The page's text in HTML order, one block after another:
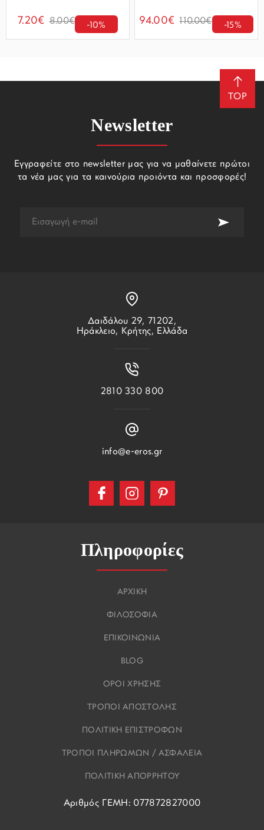
7.20€ 8.00€ -10% 94.00€ 110.00€ -15%
TOP
Πληροφορίες
ΑΡΧΙΚΗ
ΦΙΛΟΣΟΦΙΑ
ΕΠΙΚΟΙΝΩΝΙΑ
BLOG
ΟΡΟΙ ΧΡΗΣΗΣ
ΤΡΟΠΟΙ ΑΠΟΣΤΟΛΗΣ
ΠΟΛΙΤΙΚΗ ΕΠΙΣΤΡΟΦΩΝ
ΤΡΟΠΟΙ ΠΛΗΡΩΜΩΝ / ΑΣΦΑΛΕΙΑ
ΠΟΛΙΤΙΚΗ ΑΠΟΡΡΗΤΟΥ
Αριθμός ΓΕΜΗ: 077872827000
Δαιδάλου 29, 71202,
Ηράκλειο, Κρήτης, Ελλάδα
2810 330 800
info@e-eros.gr
Newsletter
Εγγραφείτε στο newsletter μας για να μαθαίνετε πρώτοι
τα νέα μας για τα καινούρια προιόντα και προσφορές!